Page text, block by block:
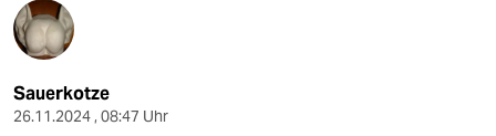
Sauerkotze
26.11.2024 , 08:47 Uhr